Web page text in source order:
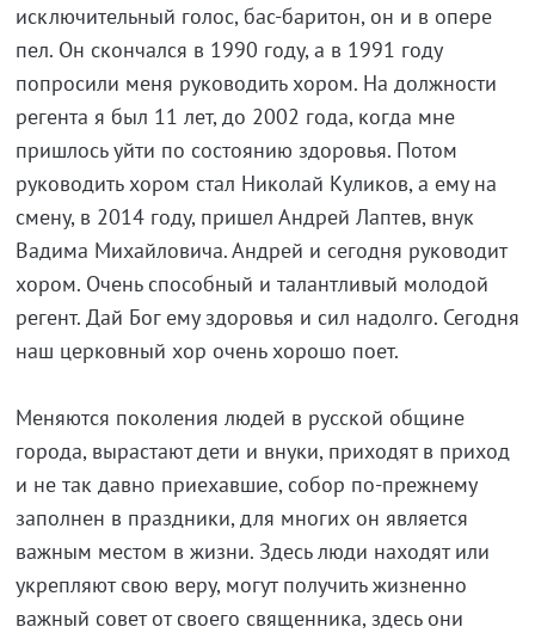
исключительный голос, бас-баритон, он и в опере
пел. Он скончался в 1990 году, а в 1991 году
попросили меня руководить хором. На должности
регента я был 11 лет, до 2002 года, когда мне
пришлось уйти по состоянию здоровья. Потом
руководить хором стал Николай Куликов, а ему на
смену, в 2014 году, пришел Андрей Лаптев, внук
Вадима Михайловича. Андрей и сегодня руководит
хором. Очень способный и талантливый молодой
регент. Дай Бог ему здоровья и сил надолго. Сегодня
наш церковный хор очень хорошо поет.
Меняются поколения людей в русской общине
города, вырастают дети и внуки, приходят в приход
и не так давно приехавшие, собор по-прежнему
заполнен в праздники, для многих он является
важным местом в жизни. Здесь люди находят или
укрепляют свою веру, могут получить жизненно
важный совет от своего священника, здесь они